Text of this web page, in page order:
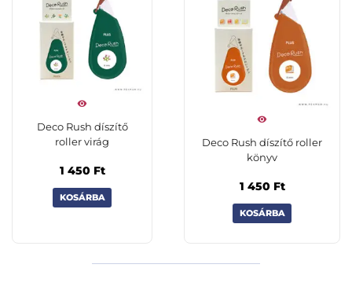
Deco Rush díszítő
roller virág
1 450 Ft
KOSÁRBA
Deco Rush díszítő roller
könyv
1 450 Ft
KOSÁRBA